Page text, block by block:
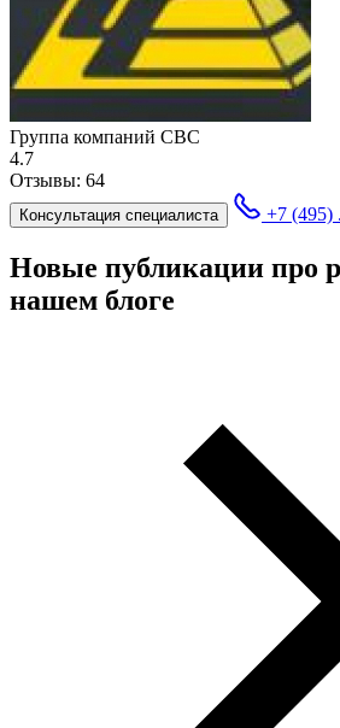
Группа компаний СBC
4.7
Отзывы: 64
Консультация специалиста +7 (495)
Новые публикации про
нашем блоге